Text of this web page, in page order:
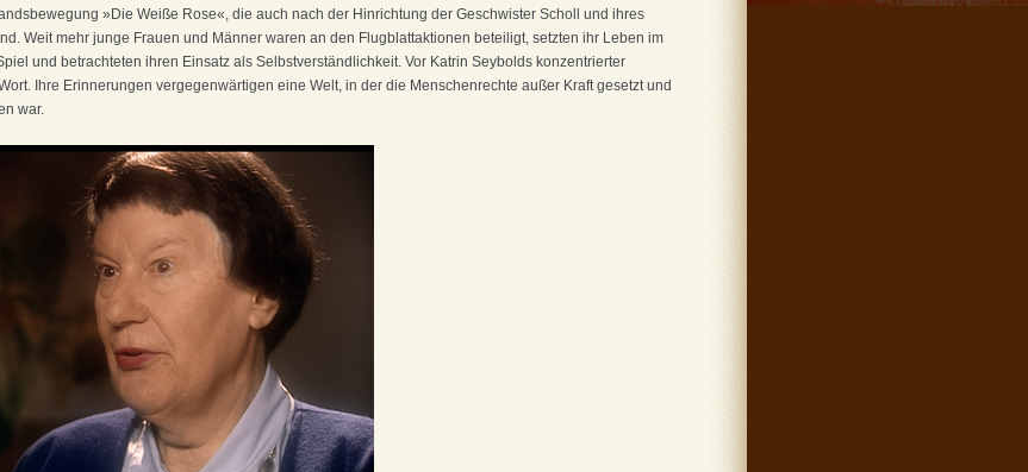
»Die Weiße Rose«, die auch nach der Hinrichtung der Geschwister Scholl und ihres
Weit mehr junge Frauen und Männer waren an den Flugblattaktionen beteiligt, setzten ihr Leben im
und betrachteten ihren Einsatz als Selbstverständlichkeit. Vor Katrin Seybolds konzentrierter
Ihre Erinnerungen vergegenwärtigen eine Welt, in der die Menschenrechte außer Kraft gesetzt und
war.